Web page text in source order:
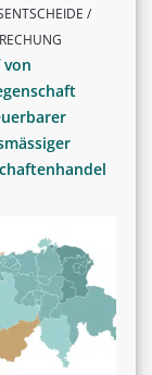
/
von